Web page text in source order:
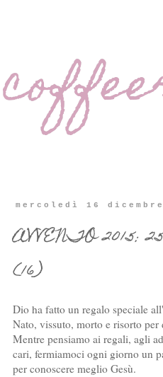
mercoledì 16 dicembre
AVVENTO 2015:
(16)
Dio ha fatto un regalo speciale
Nato, vissuto, morto e risorto
Mentre pensiamo ai regali, agli
cari, fermiamoci ogni giorno un
per conoscere meglio Gesù.